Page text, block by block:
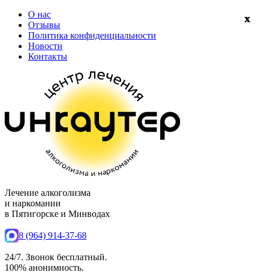
О нас
Отзывы
Политика конфиденциальности
Новости
Контакты
Лечение алкоголизма
и наркомании
в Пятигорске и Минводах
8 (964) 914-37-68
24/7. Звонок бесплатный.
100% анонимность.